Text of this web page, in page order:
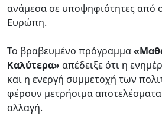
ανάμεσα σε υποψηφιότητες από
Ευρώπη.
Το βραβευμένο πρόγραμμα
Καλύτερα» απέδειξε ότι η
και η ενεργή συμμετοχή των
φέρουν μετρήσιμα αποτελέσματα
αλλαγή.